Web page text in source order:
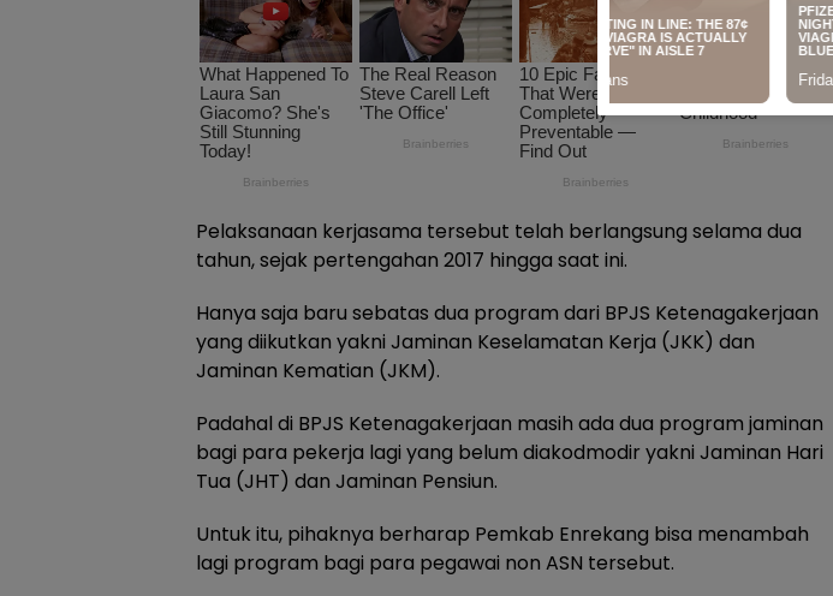
Pelaksanaan kerjasama tersebut telah berlangsung selama dua
tahun, sejak pertengahan 2017 hingga saat ini.
Hanya saja baru sebatas dua program dari BPJS Ketenagakerjaan
yang diikutkan yakni Jaminan Keselamatan Kerja (JKK) dan
Jaminan Kematian (JKM).
Padahal di BPJS Ketenagakerjaan masih ada dua program jaminan
bagi para pekerja lagi yang belum diakodmodir yakni Jaminan Hari
Tua (JHT) dan Jaminan Pensiun.
Untuk itu, pihaknya berharap Pemkab Enrekang bisa menambah
lagi program bagi para pegawai non ASN tersebut.